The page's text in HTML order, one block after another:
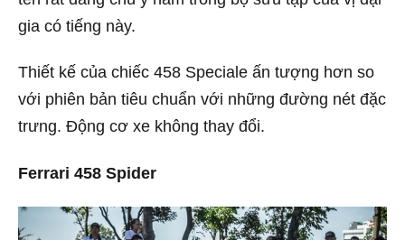
gia có tiếng này.
Thiết kế của chiếc 458 Speciale ấn tượng hơn so
với phiên bản tiêu chuẩn với những đường nét đặc
trưng. Động cơ xe không thay đổi.
Ferrari 458 Spider